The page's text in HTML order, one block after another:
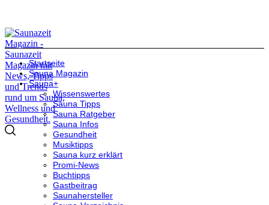
Startseite
Sauna Magazin
Sauna+
Wissenswertes
Sauna Tipps
Sauna Ratgeber
Sauna Infos
Gesundheit
Musiktipps
Sauna kurz erklärt
Promi-News
Buchtipps
Gastbeitrag
Saunahersteller